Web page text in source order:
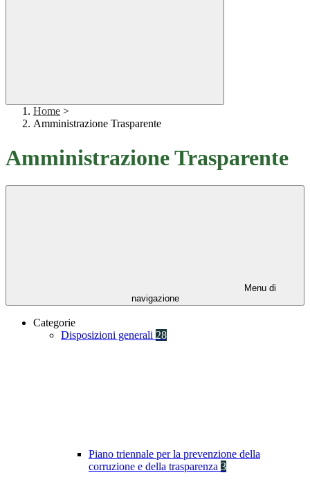
Home >
Amministrazione Trasparente
Amministrazione Trasparente
Menu di
navigazione
Categorie
Disposizioni generali 28
Piano triennale per la prevenzione della
corruzione e della trasparenza 3